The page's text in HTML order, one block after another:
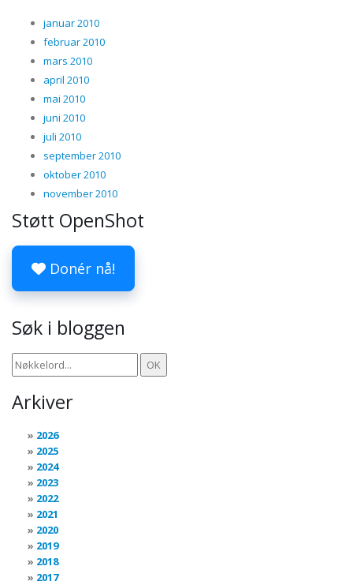
januar 2010
februar 2010
mars 2010
april 2010
mai 2010
juni 2010
juli 2010
september 2010
oktober 2010
november 2010
Støtt OpenShot
Donér nå!
Søk i bloggen
Arkiver
2026
2025
2024
2023
2022
2021
2020
2019
2018
2017